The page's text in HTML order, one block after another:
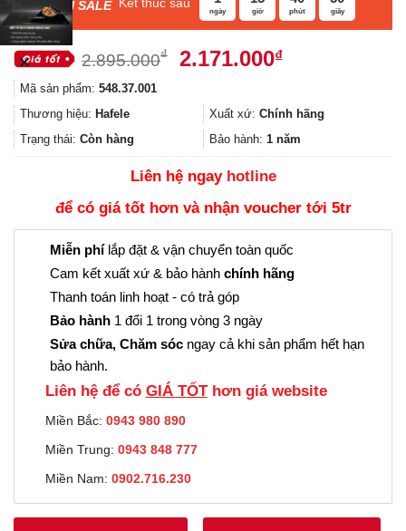
F ASH SALE Kết thúc sau
ngày giờ phút giây
2.895.000₫
Giá
2.895.000₫.
2.171.000₫Giá
là:
2.171.000₫.
Mã sản phẩm: 548.37.001
Thương hiệu: Hafele Xuất xứ: Chính hãng
Trạng thái: Còn hàng Bảo hành: 1 năm
Liên hệ ngay hotline
để có giá tốt hơn và nhận voucher tới 5tr
Miễn phílắp đặt & vận chuyển toàn quốc
Cam kết xuất xứ & bảo hành chính hãng
Thanh toán linh hoạt - có trả góp
Bảo hành 1 đổi 1 trong vòng 3 ngày
Sửa chữa, Chăm sóc ngay cả khi sản phẩm hết hạn
bảo hành.
Liên hệ để có GIÁ TỐThơn giá website
Miền Bắc: 0943 980 890
Miền Trung: 0943 848 777
Miền Nam: 0902.716.230
✕